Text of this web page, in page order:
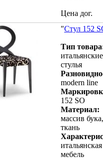
Цена дог.
"Стул 152
Тип
итальянские
стулья
modern line
152 SO
Материал:
массив бука,
ткань
итальянская
мебель